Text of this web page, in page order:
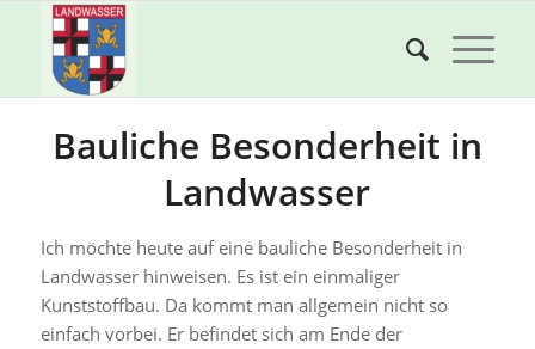
Bauliche Besonderheit in
Landwasser
Ich möchte heute auf eine bauliche Besonderheit in
Landwasser hinweisen. Es ist ein einmaliger
Kunststoffbau. Da kommt man allgemein nicht so
einfach vorbei. Er befindet sich am Ende der